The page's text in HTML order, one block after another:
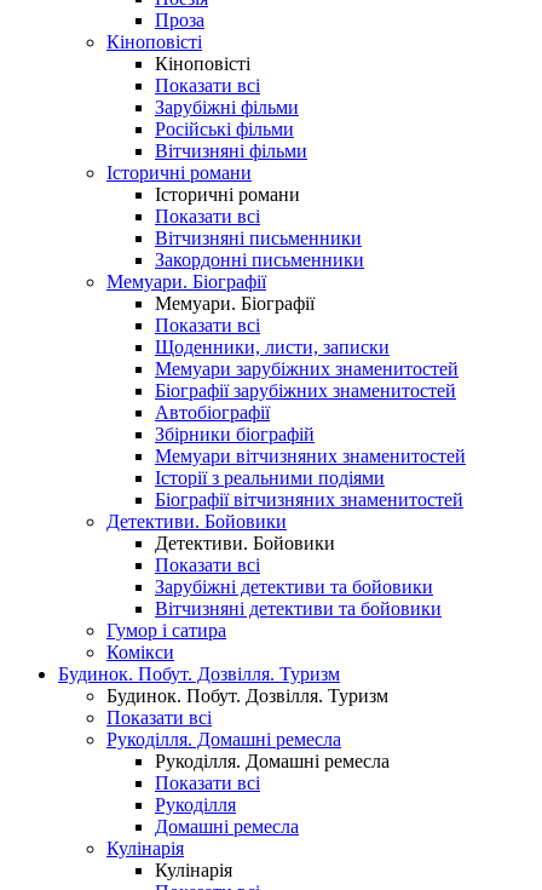
Проза
Кіноповісті
Кіноповісті
Показати всі
Зарубіжні фільми
Російські фільми
Вітчизняні фільми
Історичні романи
Історичні романи
Показати всі
Вітчизняні письменники
Закордонні письменники
Мемуари. Біографії
Мемуари. Біографії
Показати всі
Щоденники, листи, записки
Мемуари зарубіжних знаменитостей
Біографії зарубіжних знаменитостей
Автобіографії
Збірники біографій
Мемуари вітчизняних знаменитостей
Історії з реальними подіями
Біографії вітчизняних знаменитостей
Детективи. Бойовики
Детективи. Бойовики
Показати всі
Зарубіжні детективи та бойовики
Вітчизняні детективи та бойовики
Гумор і сатира
Комікси
Будинок. Побут. Дозвілля. Туризм
Будинок. Побут. Дозвілля. Туризм
Показати всі
Рукоділля. Домашні ремесла
Рукоділля. Домашні ремесла
Показати всі
Рукоділля
Домашні ремесла
Кулінарія
Кулінарія